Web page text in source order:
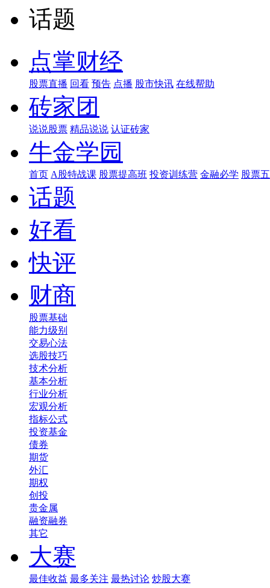
话题
点掌财经
股票直播 回看 预告 点播 股市快讯 在线帮助
砖家团
说说股票 精品说说 认证砖家
牛金学园
首页 A股特战课 股票提高班 投资训练营 金融必学 股票
话题
好看
快评
财商
股票基础
能力级别
交易心法
选股技巧
技术分析
基本分析
行业分析
宏观分析
指标公式
投资基金
债券
期货
外汇
期权
创投
贵金属
融资融券
其它
大赛
最佳收益 最多关注 最热讨论 炒股大赛